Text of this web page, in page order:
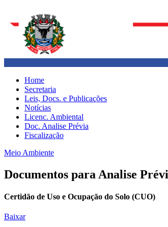
Home
Secretaria
Leis, Docs. e Publicações
Notícias
Licenc. Ambiental
Doc. Analise Prévia
Fiscalização
Meio Ambiente
Documentos para Analise
Certidão de Uso e Ocupação do Solo (CUO)
Baixar